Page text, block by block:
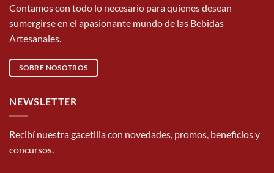
Contamos con todo lo necesario para quienes desean
sumergirse en el apasionante mundo de las Bebidas
Artesanales.
SOBRE NOSOTROS
NEWSLETTER
Recibí nuestra gacetilla con novedades, promos, beneficios y
concursos.